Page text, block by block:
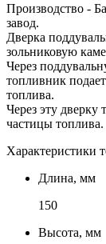
Производство -
завод.
Дверка
зольниковую
Через
топливник
топлива.
Через эту дверку
частицы топлива.
Характеристики
Длина, мм
150
Высота, мм